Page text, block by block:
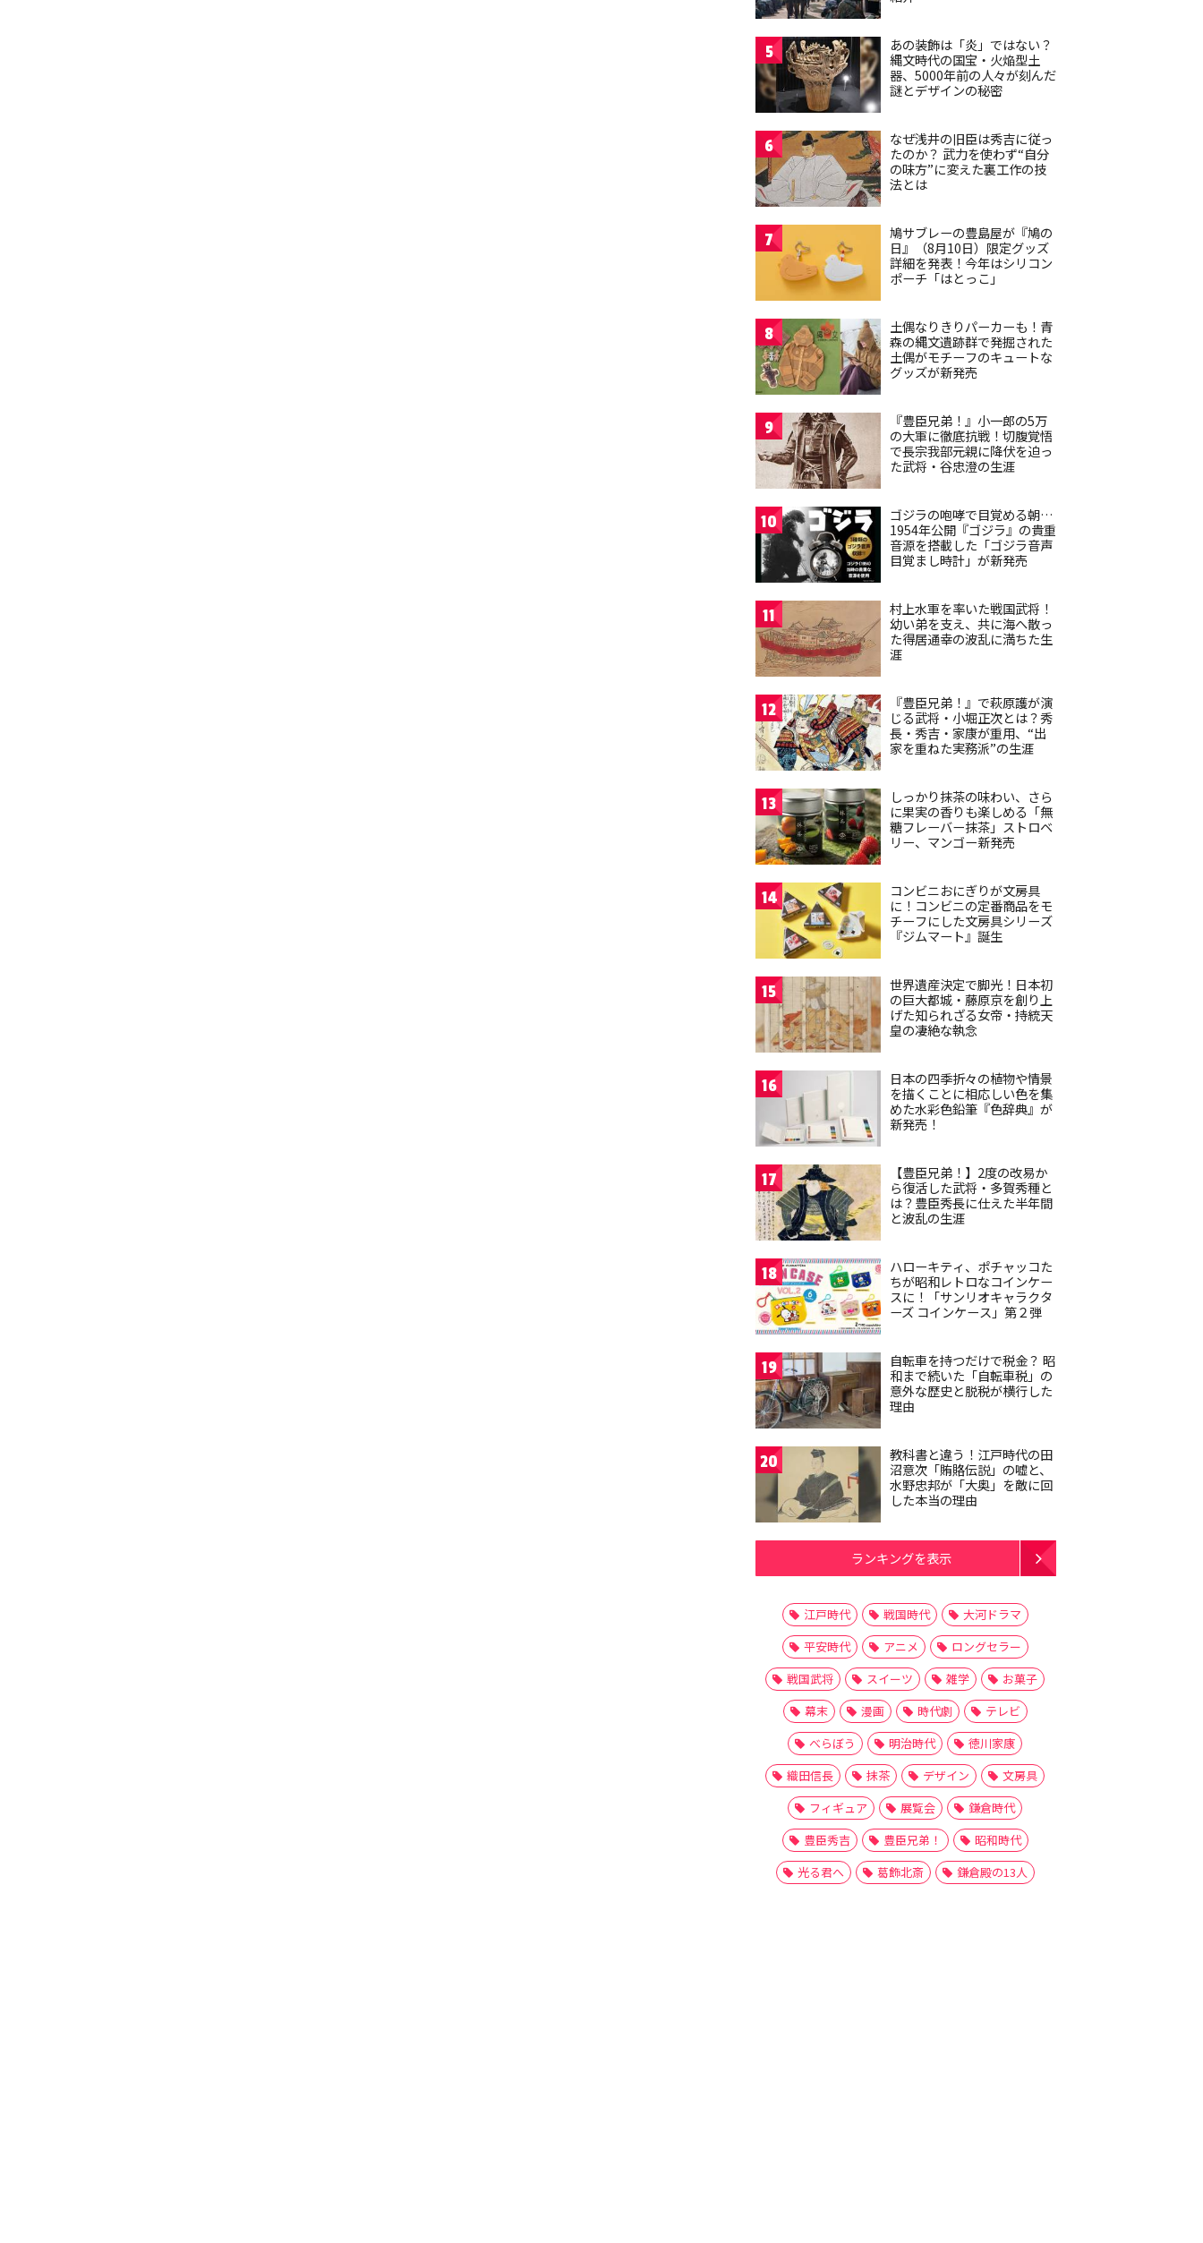
5
あの装飾は「炎」ではない？
縄文時代の国宝・火焔型土
器、5000年前の人々が刻んだ
謎とデザインの秘密
6
なぜ浅井の旧臣は秀吉に従っ
たのか？ 武力を使わず“自分
の味方”に変えた裏工作の技
法とは
7
鳩サブレーの豊島屋が『鳩の
日』（8月10日）限定グッズ
詳細を発表！今年はシリコン
ポーチ「はとっこ」
8
土偶なりきりパーカーも！青
森の縄文遺跡群で発掘された
土偶がモチーフのキュートな
グッズが新発売
9
『豊臣兄弟！』小一郎の5万
の大軍に徹底抗戦！切腹覚悟
で長宗我部元親に降伏を迫っ
た武将・谷忠澄の生涯
10
ゴジラの咆哮で目覚める朝…
1954年公開『ゴジラ』の貴重
音源を搭載した「ゴジラ音声
目覚まし時計」が新発売
11
村上水軍を率いた戦国武将！
幼い弟を支え、共に海へ散っ
た得居通幸の波乱に満ちた生
涯
12
『豊臣兄弟！』で萩原護が演
じる武将・小堀正次とは？秀
長・秀吉・家康が重用、“出
家を重ねた実務派”の生涯
13
しっかり抹茶の味わい、さら
に果実の香りも楽しめる「無
糖フレーバー抹茶」ストロベ
リー、マンゴー新発売
14
コンビニおにぎりが文房具
に！コンビニの定番商品をモ
チーフにした文房具シリーズ
『ジムマート』誕生
15
世界遺産決定で脚光！日本初
の巨大都城・藤原京を創り上
げた知られざる女帝・持統天
皇の凄絶な執念
16
日本の四季折々の植物や情景
を描くことに相応しい色を集
めた水彩色鉛筆『色辞典』が
新発売！
17
【豊臣兄弟！】2度の改易か
ら復活した武将・多賀秀種と
は？豊臣秀長に仕えた半年間
と波乱の生涯
18
ハローキティ、ポチャッコた
ちが昭和レトロなコインケー
スに！「サンリオキャラクタ
ーズ コインケース」第２弾
19
自転車を持つだけで税金？ 昭
和まで続いた「自転車税」の
意外な歴史と脱税が横行した
理由
20
教科書と違う！江戸時代の田
沼意次「賄賂伝説」の嘘と、
水野忠邦が「大奥」を敵に回
した本当の理由
ランキングを表示
江戸時代 戦国時代
大河ドラマ
平安時代
アニメ
ロングセラー
戦国武将
スイーツ 雑学
お菓子
幕末
漫画 時代劇
テレビ
べらぼう
明治時代
徳川家康
織田信長
抹茶 デザイン
文房具
フィギュア
展覧会
鎌倉時代
豊臣秀吉
豊臣兄弟！
昭和時代
光る君へ
葛飾北斎 鎌倉殿の13人